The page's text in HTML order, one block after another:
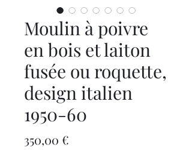
Moulin à poivre
en bois et laiton
fusée ou roquette,
design italien
1950-60
350,00 €